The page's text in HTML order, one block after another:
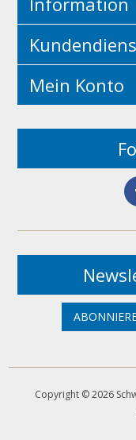
Mein Konto
Copyright © 2026